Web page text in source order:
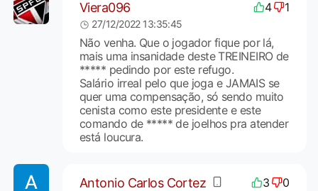
Viera096 4 1
27/12/2022 13:35:45
Não venha. Que o jogador fique por lá,
mais uma insanidade deste TREINEIRO de
***** pedindo por este refugo.
Salário irreal pelo que joga e JAMAIS se
quer uma compensação, só sendo muito
cenista como este presidente e este
comando de ***** de joelhos pra atender
está loucura.
Antonio Carlos Cortez 3 0